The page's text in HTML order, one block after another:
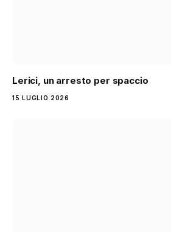
Lerici, un arresto per spaccio
15 LUGLIO 2026